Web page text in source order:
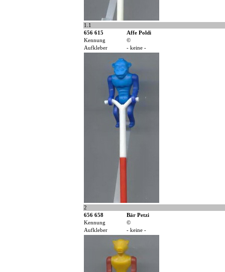
1.1
656 615
Affe Poldi
Kennung
©
Aufkleber
- keine -
2
656 658
Bär Petzi
Kennung
©
Aufkleber
- keine -